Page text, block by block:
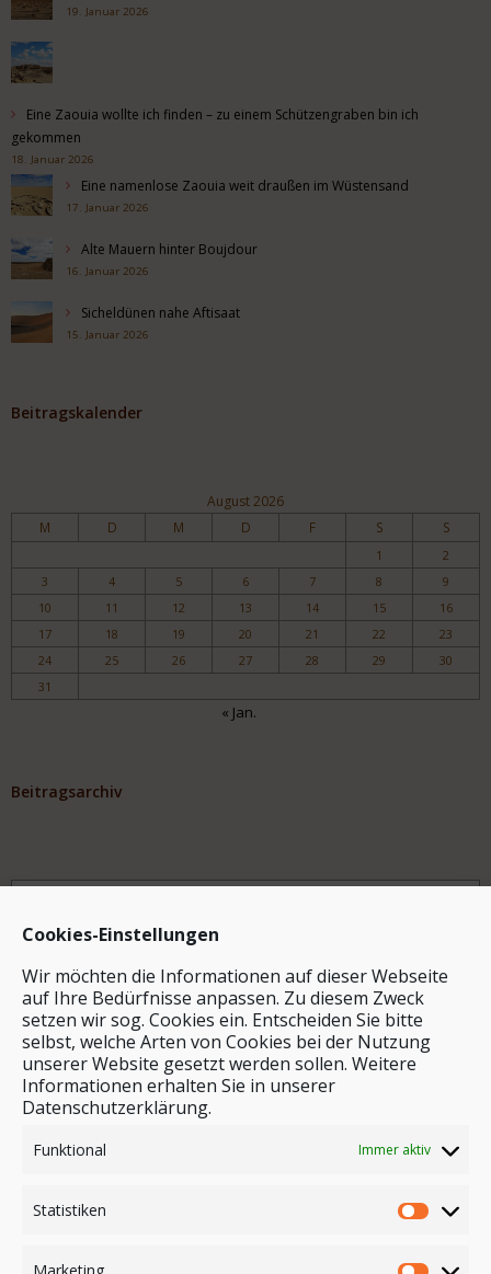
Cookies-Einstellungen
Wir möchten die Informationen auf dieser Webseite
auf Ihre Bedürfnisse anpassen. Zu diesem Zweck
setzen wir sog. Cookies ein. Entscheiden Sie bitte
selbst, welche Arten von Cookies bei der Nutzung
unserer Website gesetzt werden sollen. Weitere
Informationen erhalten Sie in unserer
Datenschutzerklärung.
Funktional Immer aktiv
Statistiken
19. Januar 2026
Eine Zaouia wollte ich finden – zu einem Schützengraben bin ich
gekommen
18. Januar 2026
Eine namenlose Zaouia weit draußen im Wüstensand
17. Januar 2026
Alte Mauern hinter Boujdour
16. Januar 2026
Sicheldünen nahe Aftisaat
15. Januar 2026
Beitragskalender
August 2026
M D M D F S S
1
2
3
4 5 6 7 8
9
10
11 12 13 14 15
16
17
18 19 20 21 22
23
24
25 26 27 28 29
30
31
« Jan.
Beitragsarchiv
Archiv
Stichwortsuche